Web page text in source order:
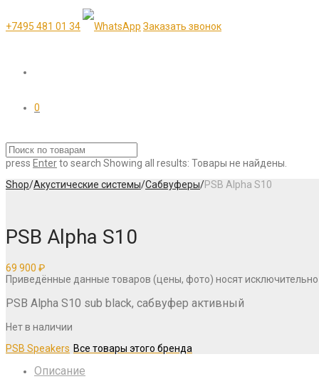
+7495 481 01 34 Заказать звонок
0
press Enterto search Showing all results: Товары не найдены.
Shop/Акустические системы/Сабвуферы/PSB Alpha S10
PSB Alpha S10
69 900 ₽
Приведённые данные товаров (цены, фото) носят
PSB Alpha S10 sub black, сабвуфер активный
Нет в наличии
PSB Speakers
Описание